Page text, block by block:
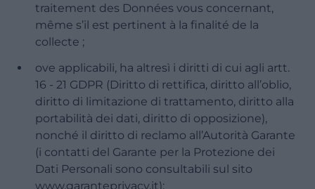
traitement des Données vous concernant,
même s’il est pertinent à la finalité de la
collecte ;
ove applicabili, ha altresì i diritti di cui agli artt.
16 - 21 GDPR (Diritto di rettifica, diritto all’oblio,
diritto di limitazione di trattamento, diritto alla
portabilità dei dati, diritto di opposizione),
nonché il diritto di reclamo all’Autorità Garante
(i contatti del Garante per la Protezione dei
Dati Personali sono consultabili sul sito
www.garanteprivacy.it);